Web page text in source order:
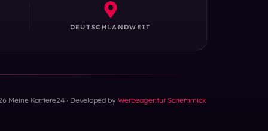
DEUTSCHLANDWEIT
Meine Karriere24 · Developed by Werbeagentur Schemmick